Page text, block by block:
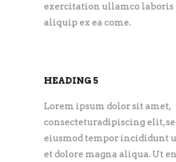
exercitation ullamco laboris
aliquip ex ea come.
HEADING 5
Lorem ipsum dolor sit amet,
consecteturadipiscing elit,
eiusmod tempor incididunt
et dolore magna aliqua. Ut